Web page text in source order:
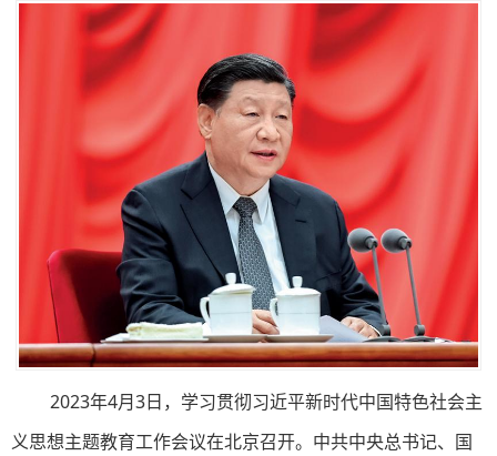
2023年4月3日，学习贯彻习近平新时代中国特色社会主
义思想主题教育工作会议在北京召开。中共中央总书记、国